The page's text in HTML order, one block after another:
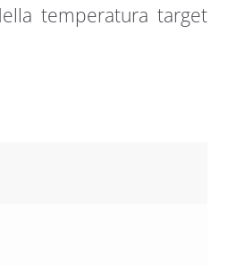
temperatura target